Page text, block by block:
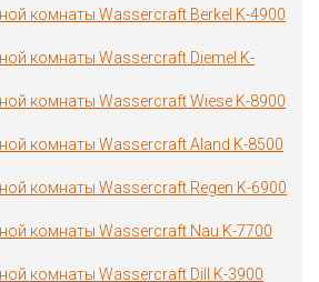
комнаты Wassercraft Berkel K-4900
комнаты Wassercraft Diemel K-
комнаты Wassercraft Wiese K-8900
комнаты Wassercraft Aland K-8500
комнаты Wassercraft Regen K-6900
комнаты Wassercraft Nau K-7700
комнаты Wassercraft Dill K-3900